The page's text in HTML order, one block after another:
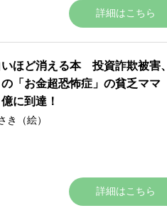
詳細はこちら
ほど消える本 投資詐欺被害、
「お金超恐怖症」の貧乏ママ
に到達！
き（絵）
詳細はこちら